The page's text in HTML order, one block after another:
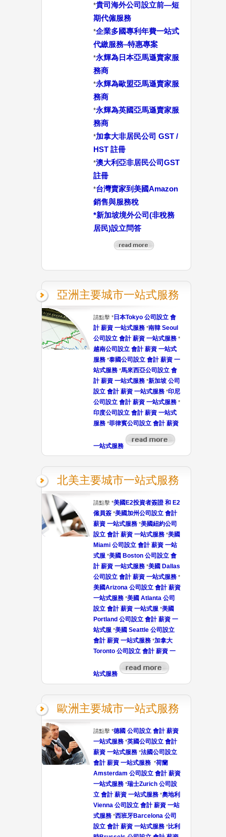
*貴司海外公司設立前—短
期代僱服務
*企業多國專利年費一站式
代繳服務–特惠專案
*永輝為日本亞馬遜賣家服
務商
*永輝為歐盟亞馬遜賣家服
務商
*永輝為英國亞馬遜賣家服
務商
*加拿大非居民公司 GST /
HST 註冊
*澳大利亞非居民公司GST
註冊
*台灣賣家到美國Amazon
銷售與服務稅
*新加坡境外公司(非稅務
居民)設立問答
亞洲主要城市一站式服務
請點擊 *日本Tokyo 公司設立 會
計 薪資 一站式服務 *南韓 Seoul
公司設立 會計 薪資 一站式服務 *
越南公司設立 會計 薪資 一站式
服務 *泰國公司設立 會計 薪資 一
站式服務 *馬來西亞公司設立 會
計 薪資 一站式服務 *新加坡 公司
設立 會計 薪資 一站式服務 *印尼
公司設立 會計 薪資 一站式服務 *
印度公司設立 會計 薪資 一站式
服務*菲律賓公司設立 會計 薪資
一站式服務
北美主要城市一站式服務
請點擊 *美國E2投資者簽證 和 E2
僱員簽 *美國加州公司設立 會計
薪資 一站式服務 *美國紐約公司
設立 會計 薪資 一站式服務 *美國
Miami 公司設立 會計 薪資 一站
式服 *美國 Boston 公司設立 會
計 薪資 一站式服務*美國 Dallas
公司設立 會計 薪資 一站式服務 *
美國Arizona 公司設立 會計 薪資
一站式服務 *美國 Atlanta 公司
設立 會計 薪資 一站式服 *美國
Portland 公司設立 會計 薪資 一
站式服 *美國 Seattle 公司設立
會計 薪資 一站式服務 *加拿大
Toronto 公司設立 會計 薪資 一
站式服務
歐洲主要城市一站式服務
請點擊 *德國 公司設立 會計 薪資
一站式服務*英國公司設立 會計
薪資 一站式服務 *法國公司設立
會計 薪資 一站式服務 *荷蘭
Amsterdam 公司設立 會計 薪資
一站式服務 *瑞士Zurich 公司設
立 會計 薪資 一站式服務 *奧地利
Vienna 公司設立 會計 薪資 一站
式服務 *西班牙Barcelona 公司
設立 會計 薪資 一站式服務 *比利